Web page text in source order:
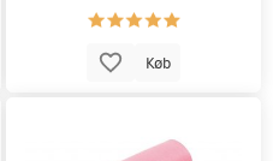
Køb